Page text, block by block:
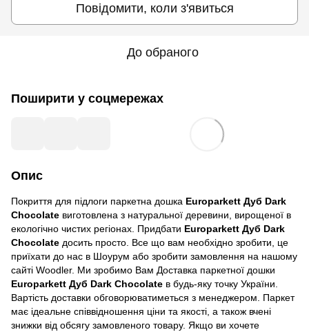
Повідомити, коли з'явиться
До обраного
Поширити у соцмережах
Опис
Покриття для підлоги паркетна дошка Europarkett Дуб Dark
Chocolate виготовлена ​​з натуральної деревини, вирощеної в
екологічно чистих регіонах. Придбати Europarkett Дуб Dark
Chocolate досить просто. Все що вам необхідно зробити, це
приїхати до нас в Шоурум або зробити замовлення на нашому
сайті Woodler. Ми зробимо Вам Доставка паркетної дошки
Europarkett Дуб Dark Chocolate в будь-яку точку України.
Вартість доставки обговорюватиметься з менеджером. Паркет
має ідеальне співвідношення ціни та якості, а також вчені
знижки від обсягу замовленого товару. Якщо ви хочете